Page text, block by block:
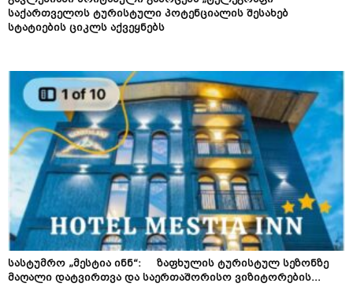
საქართველოს ტურისტული პოტენციალის შესახებ
სტატიების ციკლს აქვეყნებს
სასტუმრო „მესტია ინნ“: ზაფხულის ტურისტულ სეზონზე
მაღალი დატვირთვა და საერთაშორისო ვიზიტორების...